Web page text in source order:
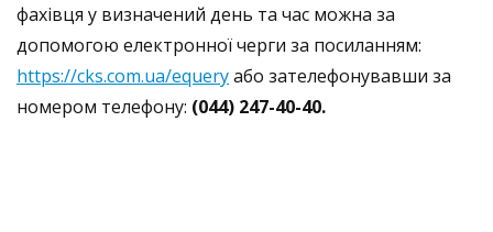
фахівця у визначений день та час можна за
допомогою електронної черги за посиланням:
https://cks.com.ua/equeryабо зателефонувавши за
номером телефону: (044) 247-40-40.